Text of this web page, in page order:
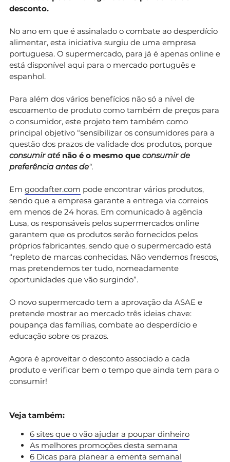
desconto.
No ano em que é assinalado o combate ao desperdício
alimentar, esta iniciativa surgiu de uma empresa
portuguesa. O supermercado, para já é apenas online e
está disponível aqui para o mercado português e
espanhol.
Para além dos vários benefícios não só a nível de
escoamento de produto como também de preços para
o consumidor, este projeto tem também como
principal objetivo “sensibilizar os consumidores para a
questão dos prazos de validade dos produtos, porque
consumir até não é o mesmo que consumir de
preferência antes de“.
Em goodafter.com pode encontrar vários produtos,
sendo que a empresa garante a entrega via correios
em menos de 24 horas. Em comunicado à agência
Lusa, os responsáveis pelos supermercados online
garantem que os produtos serão fornecidos pelos
próprios fabricantes, sendo que o supermercado está
“repleto de marcas conhecidas. Não vendemos frescos,
mas pretendemos ter tudo, nomeadamente
oportunidades que vão surgindo”.
O novo supermercado tem a aprovação da ASAE e
pretende mostrar ao mercado três ideias chave:
poupança das famílias, combate ao desperdício e
educação sobre os prazos.
Agora é aproveitar o desconto associado a cada
produto e verificar bem o tempo que ainda tem para o
consumir!
Veja também:
6 sites que o vão ajudar a poupar dinheiro
As melhores promoções desta semana
6 Dicas para planear a ementa semanal